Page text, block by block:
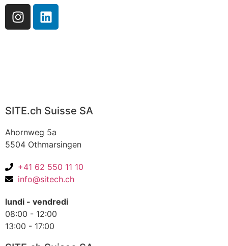
SITE.ch Suisse SA
Ahornweg 5a
5504 Othmarsingen
+41 62 550 11 10
info@sitech.ch
lundi - vendredi
08:00 - 12:00
13:00 - 17:00